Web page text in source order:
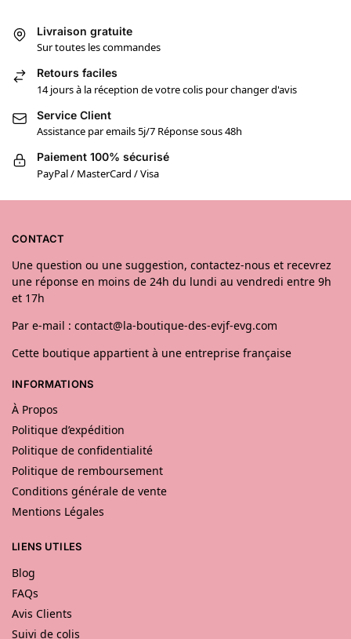
Livraison gratuite
Sur toutes les commandes
Retours faciles
14 jours à la réception de votre colis pour changer d'avis
Service Client
Assistance par emails 5j/7 Réponse sous 48h
Paiement 100% sécurisé
PayPal / MasterCard / Visa
CONTACT
Une question ou une suggestion, contactez-nous et recevrez
une réponse en moins de 24h du lundi au vendredi entre 9h
et 17h
Par e-mail : contact@la-boutique-des-evjf-evg.com
Cette boutique appartient à une entreprise française
INFORMATIONS
À Propos
Politique d’expédition
Politique de confidentialité
Politique de remboursement
Conditions générale de vente
Mentions Légales
LIENS UTILES
Blog
FAQs
Avis Clients
Suivi de colis